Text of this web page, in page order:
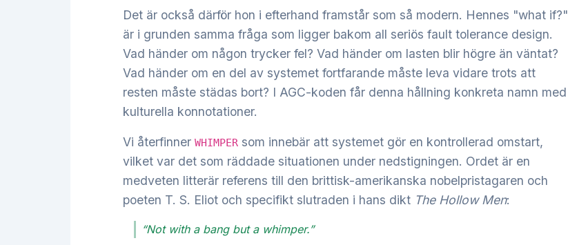
Det är också därför hon i efterhand framstår som så modern. Hennes "what if?"
är i grunden samma fråga som ligger bakom all seriös fault tolerance design.
Vad händer om någon trycker fel? Vad händer om lasten blir högre än väntat?
Vad händer om en del av systemet fortfarande måste leva vidare trots att
resten måste städas bort? I AGC-koden får denna hållning konkreta namn med
kulturella konnotationer.
Vi återfinner WHIMPER som innebär att systemet gör en kontrollerad omstart,
vilket var det som räddade situationen under nedstigningen. Ordet är en
medveten litterär referens till den brittisk-amerikanska nobelpristagaren och
poeten T. S. Eliot och specifikt slutraden i hans dikt The Hollow Men:
“Not with a bang but a whimper.”